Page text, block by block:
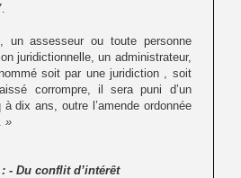
un assesseur ou toute personne
juridictionnelle, un administrateur,
soit par une juridiction , soit
corrompre, il sera puni d’un
dix ans, outre l’amende ordonnée
»
: - Du conflit d’intérêt